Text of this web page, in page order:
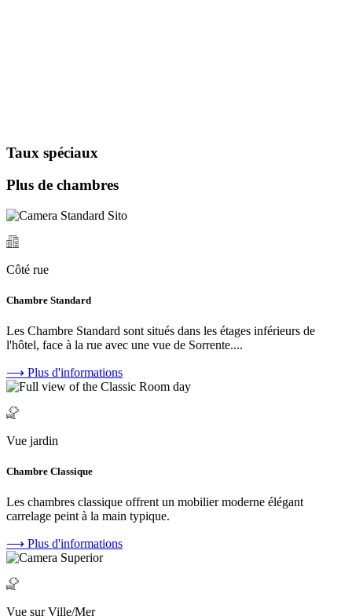
Taux spéciaux
Plus de chambres
Côté rue
Chambre Standard
Les Chambre Standard sont situés dans les étages inférieurs de
l'hôtel, face à la rue avec une vue de Sorrente....
⟶ Plus d'informations
Vue jardin
Chambre Classique
Les chambres classique offrent un mobilier moderne élégant
carrelage peint à la main typique.
⟶ Plus d'informations
Vue sur Ville/Mer